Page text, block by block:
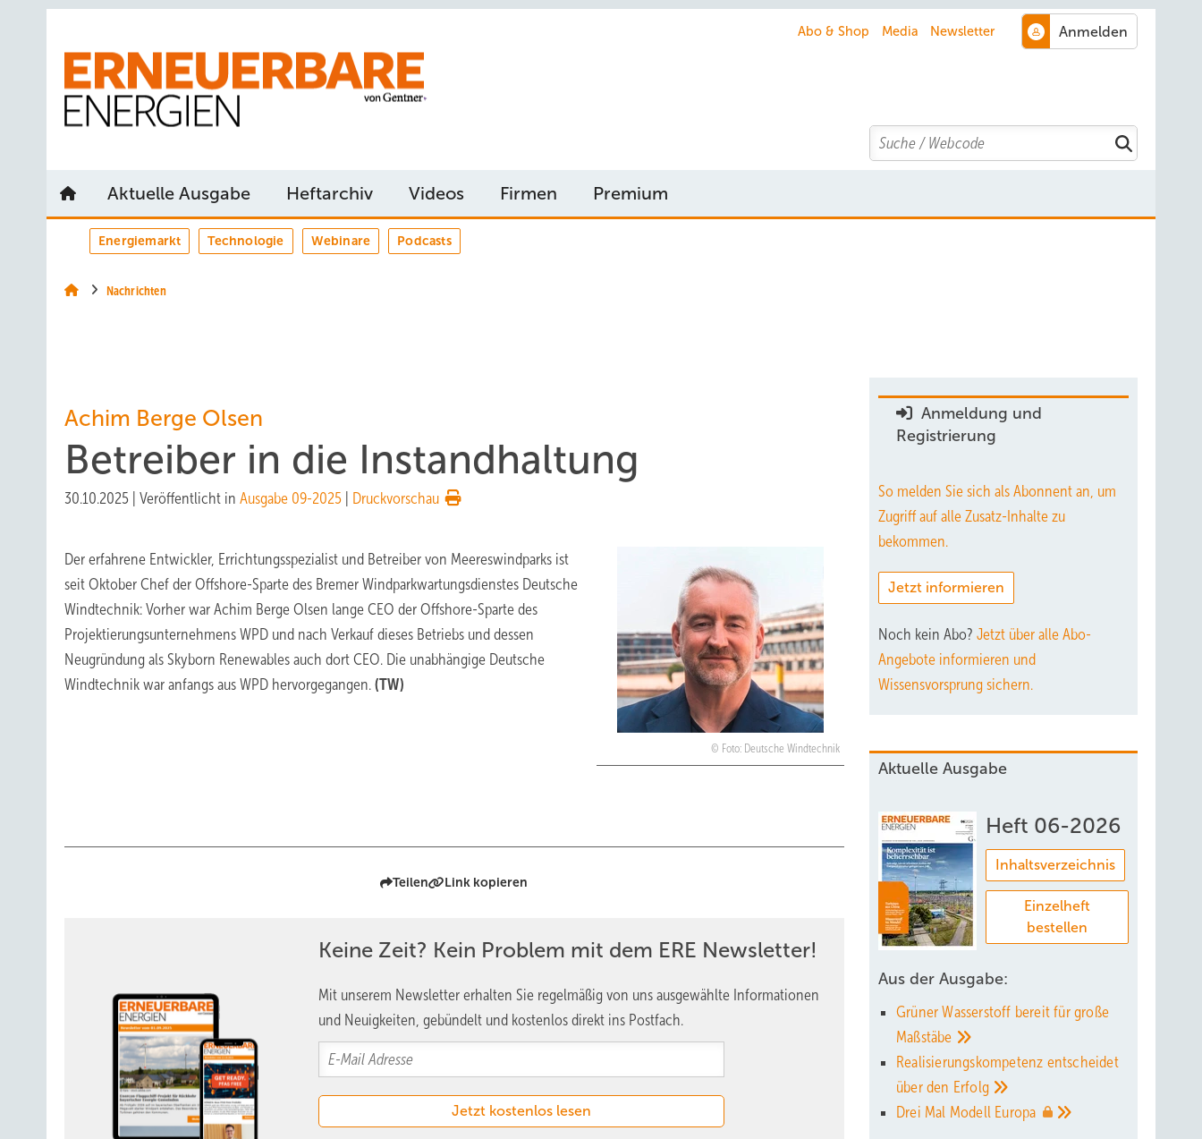
Abo & Shop Media Newsletter
Search
Aktuelle Ausgabe Heftarchiv Videos Firmen Premium
Energiemarkt Technologie Webinare Podcasts
Nachrichten
Achim Berge Olsen
Betreiber in die Instandhaltung
30.10.2025 Veröffentlicht in Ausgabe 09-2025 Druckvorschau
Foto: Deutsche Windtechnik
Der erfahrene Entwickler, Errichtungsspezialist und Betreiber von Meereswindparks ist
seit Oktober Chef der Offshore-Sparte des Bremer Windparkwartungsdienstes Deutsche
Windtechnik: Vorher war Achim Berge Olsen lange CEO der Offshore-Sparte des
Projektierungsunternehmens WPD und nach Verkauf dieses Betriebs und dessen
Neugründung als Skyborn Renewables auch dort CEO. Die unabhängige Deutsche
Windtechnik war anfangs aus WPD hervorgegangen. (TW)
Teilen Link kopieren
Keine Zeit? Kein Problem mit dem ERE Newsletter!
Mit unserem Newsletter erhalten Sie regelmäßig von uns ausgewählte Informationen
und Neuigkeiten, gebündelt und kostenlos direkt ins Postfach.
Anmeldung und
Registrierung
So melden Sie sich als Abonnent an, um
Zugriff auf alle Zusatz-Inhalte zu
bekommen.
Jetzt informieren
Noch kein Abo? Jetzt über alle Abo-
Angebote informieren und
Wissensvorsprung sichern.
Aktuelle Ausgabe
Heft 06-2026
Inhaltsverzeichnis
Einzelheft
bestellen
Aus der Ausgabe:
Grüner Wasserstoff bereit für große
Maßstäbe
Realisierungskompetenz entscheidet
über den Erfolg
Drei Mal Modell Europa